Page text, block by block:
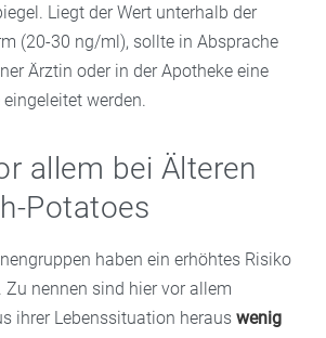
Liegt der Wert unterhalb der
(20-30 ng/ml), sollte in Absprache
Ärztin oder in der Apotheke eine
werden.
allem bei Älteren
Potatoes
haben ein erhöhtes Risiko
nennen sind hier vor allem
ihrer Lebenssituation heraus wenig